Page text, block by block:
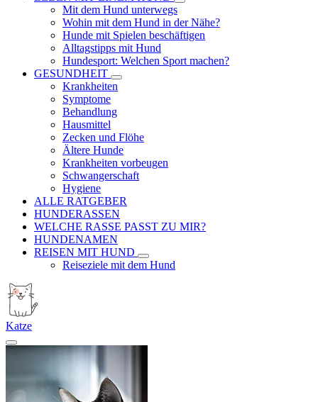
Mit dem Hund unterwegs
Wohin mit dem Hund in der Nähe?
Hunde mit Spielen beschäftigen
Alltagstipps mit Hund
Hundesport: Welchen Sport machen?
GESUNDHEIT
Krankheiten
Symptome
Behandlung
Hausmittel
Zecken und Flöhe
Ältere Hunde
Krankheiten vorbeugen
Schwangerschaft
Hygiene
ALLE RATGEBER
HUNDERASSEN
WELCHE RASSE PASST ZU MIR?
HUNDENAMEN
REISEN MIT HUND
Reiseziele mit dem Hund
Katze